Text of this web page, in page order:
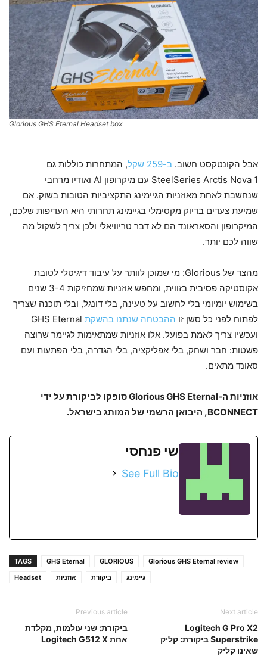
Glorious GHS Eternal Headset box
אבל הקונטקסט חשוב. ב-259 שקל
, המתחרות כוללות גם
SteelSeries Arctis Nova 1 עם מיקרופון AI ואודיו מרחבי
שנחשבת לאחת מאוזניות הגיימינג התקציביות הטובות בשוק. אם
שמיעת צעדים בדיוק מקסימלי בגיימינג תחרותי היא העדיפות שלכם,
המיקרופון והסאראונד הם לא דבר טריוויאלי ולכן צריך לשקול מה
שווה לכם יותר.
מהצד של Glorious: מי שמוכן לוותר על עיבוד דיגיטלי לטובת
אקוסטיקה פסיבית בזווית, ומחפש אוזניות שמחזיקות 3-4 שנים
בשימוש יומיומי בלי לחשוב על טעינה, בלי דונגל, ובלי תוכנה שצריך
לפתוח לפני כל סשן זו ההבטחה שנתנו בהשקת GHS Eternal
ועכשיו צריך לאמת בפועל. אלו אוזניות שמתאימות לגיימר שרוצה
פשטות: חבר ושחק, בלי אפליקציה, בלי הגדרה, בלי הפתעות ועם
סאונד מתאים.
אוזניות ה-Glorious GHS Eternal סופקו לביקורת על ידי
BCONNECT, היבואן הרשמי של המותג בישראל.
שי פנחסי
See Full Bio
TAGS GHS Eternal GLORIOUS
Glorious GHS Eternal review
Headset
אוזניות ביקורת גיימינג
Previous article
ביקורת: שני עולמות, מקלדת
אחת Logitech G512 X
Next article
Logitech G Pro X2
Superstrike ביקורת: קליק
שאינו קליק